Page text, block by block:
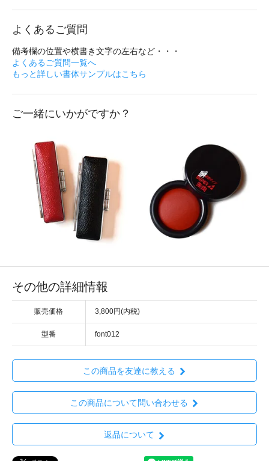
よくあるご質問
備考欄の位置や横書き文字の左右など・・・
よくあるご質問一覧へ
もっと詳しい書体サンプルはこちら
ご一緒にいかがですか？
その他の詳細情報
販売価格 3,800円(内税)
型番 font012
この商品を友達に教える
この商品について問い合わせる
返品について